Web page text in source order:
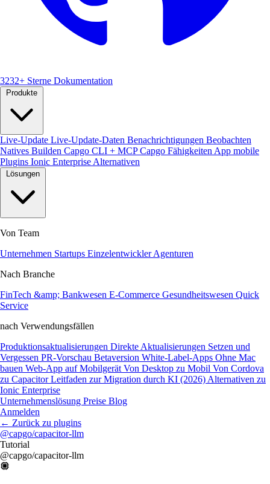
3232+ Sterne Dokumentation
Produkte
Live-Update Live-Update-Daten Benachrichtigungen Beobachten
Natives Builden Capgo CLI + MCPCapgo Fähigkeiten App mobile
Plugins Ionic Enterprise Alternativen
Lösungen
Von Team
Unternehmen Startups EinzelentwicklerAgenturen
Nach Branche
FinTech &amp; Bankwesen E-Commerce Gesundheitswesen Quick
Service
nach Verwendungsfällen
Produktionsaktualisierungen Direkte Aktualisierungen Setzen und
Vergessen PR-Vorschau Betaversion White-Label-Apps Ohne Mac
bauen Web-App auf Mobilgerät Von Desktop zu Mobil Von Cordova
zu CapacitorLeitfaden zur Migration durch KI (2026) Alternativen zu
Ionic Enterprise
Unternehmenslösung Preise Blog
Anmelden
← Zurück zu plugins
@capgo/capacitor-llm
Tutorial
@capgo/capacitor-llm